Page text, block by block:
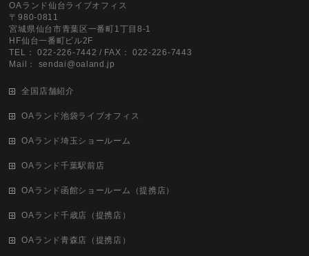
OAランド仙台ライブオフィス
〒980-0811
宮城県仙台市青葉区一番町1丁目8-1
HF仙台一番町ビル2F
TEL： 022-226-7442 / FAX： 022-226-7443
Mail： sendai@oaland.jp
全国店舗紹介
OAランド池袋ライブオフィス
OAランド埼玉ショールーム
OAランド千葉駅前店
OAランド函館ショールーム（提携店）
OAランド千歳店（提携店）
OAランド青森店（提携店）